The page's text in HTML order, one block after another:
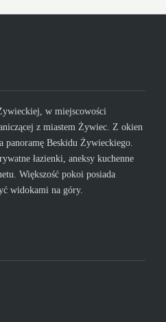
w miejscowości
z miastem Żywiec. Z okien
panoramę Beskidu Żywieckiego.
łazienki, aneksy kuchenne
Większość pokoi posiada
widokami na góry.